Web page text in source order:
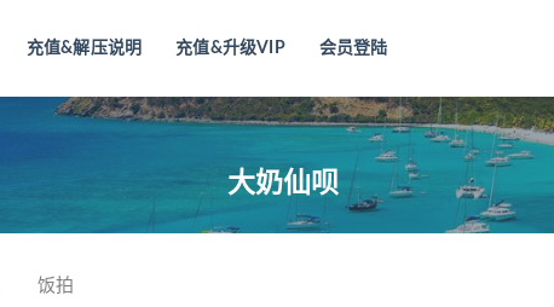
充值&解压说明 充值&升级VIP 会员登陆
大奶仙呗
饭拍